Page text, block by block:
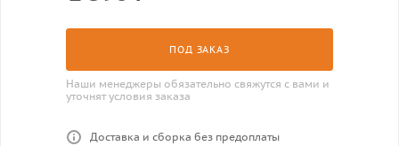
ПОД ЗАКАЗ
Наши менеджеры обязательно свяжутся с вами и
уточнят условия заказа
Доставка и сборка без предоплаты